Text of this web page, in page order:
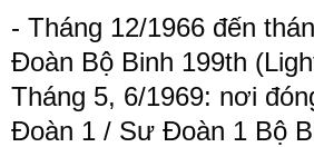
- Tháng 12/1966 đến
Đoàn Bộ Binh 199th
Tháng 5, 6/1969: nơi
Đoàn 1 / Sư Đoàn 1 Bộ